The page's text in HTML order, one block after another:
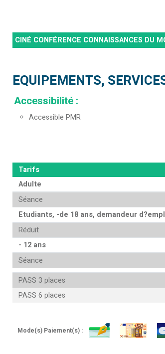
CINÉ CONFÉRENCE CONNAISSANCES DU
EQUIPEMENTS,
Accessibilité :
Accessible PMR
Tarifs
Adulte
Séance
Etudiants, -de 18 ans, demandeur
Réduit
- 12 ans
Séance
PASS 3 places
PASS 6 places
Mode(s) Paiement(s) :